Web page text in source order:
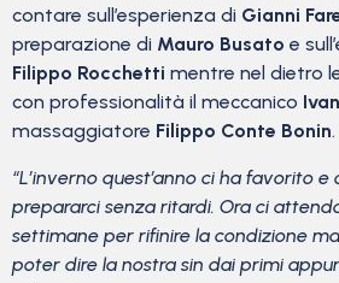
contare sull’esperienza di Gianni
preparazione di Mauro Busato e
Filippo Rocchetti mentre nel dietro
con professionalità il meccanico
massaggiatore Filippo Conte Bonin.
“L’inverno quest’anno ci ha favorito
prepararci senza ritardi. Ora ci
settimane per rifinire la condizione
poter dire la nostra sin dai primi